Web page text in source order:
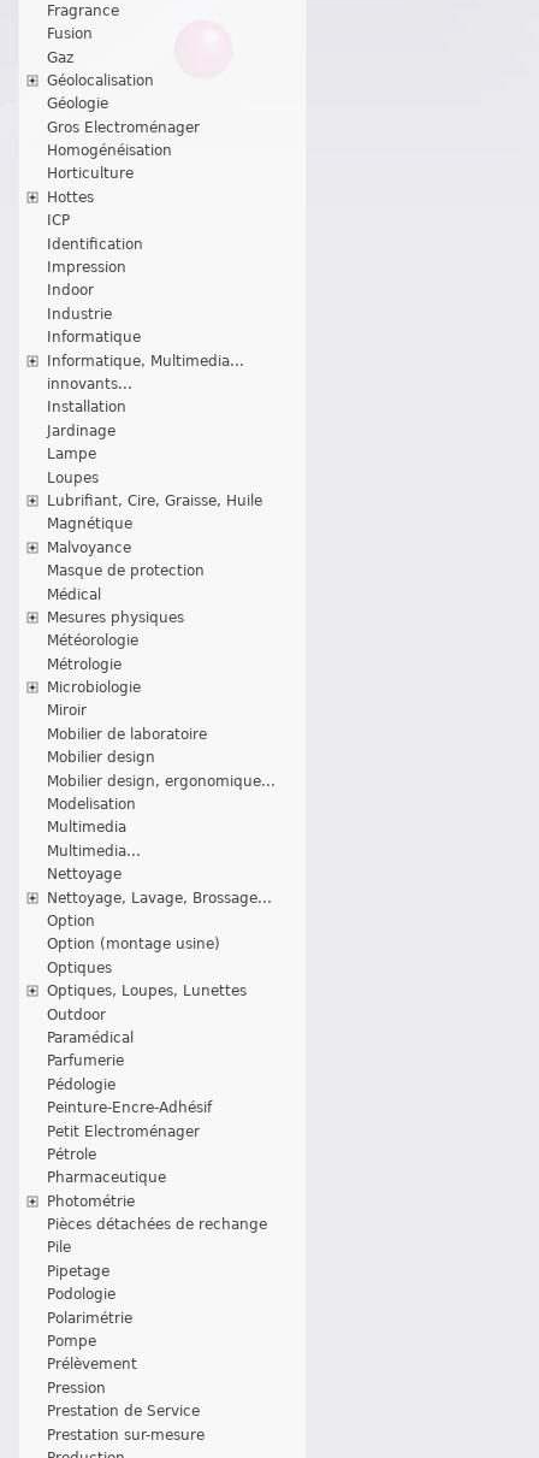
Fragrance
Fusion
Gaz
Géolocalisation
Géologie
Gros Electroménager
Homogénéisation
Horticulture
Hottes
ICP
Identification
Impression
Indoor
Industrie
Informatique
Informatique, Multimedia...
innovants...
Installation
Jardinage
Lampe
Loupes
Lubrifiant, Cire, Graisse, Huile
Magnétique
Malvoyance
Masque de protection
Médical
Mesures physiques
Météorologie
Métrologie
Microbiologie
Miroir
Mobilier de laboratoire
Mobilier design
Mobilier design, ergonomique...
Modelisation
Multimedia
Multimedia...
Nettoyage
Nettoyage, Lavage, Brossage...
Option
Option (montage usine)
Optiques
Optiques, Loupes, Lunettes
Outdoor
Paramédical
Parfumerie
Pédologie
Peinture-Encre-Adhésif
Petit Electroménager
Pétrole
Pharmaceutique
Photométrie
Pièces détachées de rechange
Pile
Pipetage
Podologie
Polarimétrie
Pompe
Prélèvement
Pression
Prestation de Service
Prestation sur-mesure